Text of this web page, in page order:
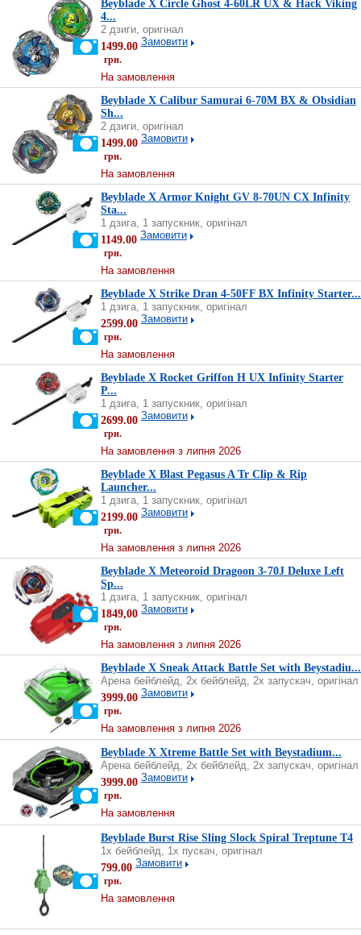
Beyblade X Circle Ghost 4-60LR UX & Hack Viking
4...
2 дзиги, оригінал
1499.00
грн.
Замовити
На замовлення
Beyblade X Calibur Samurai 6-70M BX & Obsidian
Sh...
2 дзиги, оригінал
1499.00
грн.
Замовити
На замовлення
Beyblade X Armor Knight GV 8-70UN CX Infinity
Sta...
1 дзига, 1 запускник, оригінал
1149.00
грн.
Замовити
На замовлення
Beyblade X Strike Dran 4-50FF BX Infinity Starter...
1 дзига, 1 запускник, оригінал
2599.00
грн.
Замовити
На замовлення
Beyblade X Rocket Griffon H UX Infinity Starter
P...
1 дзига, 1 запускник, оригінал
2699.00
грн.
Замовити
На замовлення з липня 2026
Beyblade X Blast Pegasus A Tr Clip & Rip
Launcher...
1 дзига, 1 запускник, оригінал
2199.00
грн.
Замовити
На замовлення з липня 2026
Beyblade X Meteoroid Dragoon 3-70J Deluxe Left
Sp...
1 дзига, 1 запускник, оригінал
1849,00
грн.
Замовити
На замовлення з липня 2026
Beyblade X Sneak Attack Battle Set with Beystadiu...
Арена бейблейд, 2х бейблейд, 2х запускач, оригінал
3999.00
грн.
Замовити
На замовлення з липня 2026
Beyblade X Xtreme Battle Set with Beystadium...
Арена бейблейд, 2х бейблейд, 2х запускач, оригінал
3999.00
грн.
Замовити
На замовлення
Beyblade Burst Rise Sling Slock Spiral Treptune T4
1х бейблейд, 1х пускач, оригінал
799.00
грн.
Замовити
На замовлення